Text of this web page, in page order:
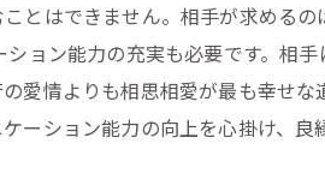
とはできません。相手が求める
ョン能力の充実も必要です。相
愛情よりも相思相愛が最も幸せ
ーション能力の向上を心掛け、良